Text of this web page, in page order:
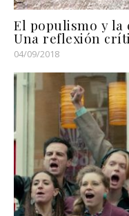
El populismo y
Una reflexión
04/09/2018